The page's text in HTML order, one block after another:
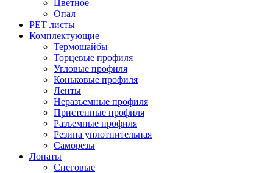
Цветное
Опал
PET листы
Комплектующие
Термошайбы
Торцевые профиля
Угловые профиля
Коньковые профиля
Ленты
Неразъемные профиля
Пристенные профиля
Разъемные профиля
Резина уплотнительная
Саморезы
Лопаты
Снеговые